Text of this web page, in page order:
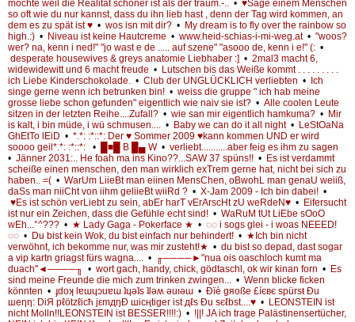
möchte weil die Realität schöner ist als der traum.-.. • ♥Sage einem Menschen
so oft wie du nur kannst, dass du ihn lieb hast , denn der Tag wird kommen, an
dem es zu spät ist ♥ • wos isn mit dir? • My dream is to fly over the rainbow so
high.:) • Niveau ist keine Hautcreme • www.heid-schias-i-mi-weg.at • "woos?
wer? na, kenn i ned!" "jo wast e de ..... auf szene" "asooo de, kenn i e!" (: •
desperate housewives & greys anatomie Liebhaber :] • 2mal3 macht 6,
widewidewitt und 6 macht freude • Lutschen bis das Weiße kommt . . . . . . . . .
ich Liebe Kinderschokolade. • Club der UNGLÜCKLICH verliebten •
Ich
singe gerne wenn ich betrunken bin! • weiss die gruppe " ich hab meine
grosse liebe schon gefunden" eigentlich wie naiv sie ist? • Alle coolen Leute
sitzen in der letzten Reihe....Zufall? • wie san mir eigentlich hamkuma? • Mir
is kalt, i bin müde, i wü schmusen.... • Baby we can do it all night • LeStOaNa
GhEtTo lEiD • *.*: :*::*: Der ♥ Sommer 2009 ♥kann kommen UND er wird
soooo geil*.*: :*::*:
• █■█ B █▄ W • verliebt...........aber feig es ihm zu sagen
• Jänner 2031:.. He foah ma ins Kino??...SAW 37 spüns!! • Es ist verdammt
scheiße einen menschen, den man wirklich exTrem gerne hat, nicht bei sich zu
haben.. =( • WarUm LiieBt man eiinen MensChen, oBwohL man genaU weiiß,
daSs man niiCht von iihm geliieBt wiiRd ? • X-Jam 2009 - Ich bin dabei! •
♥Es ist schön verLiebt zu sein, abEr harT vErArscHt zU weRdeN♥ • Eifersucht
ist nur ein Zeichen, dass die Gefühle echt sind! • WaRuM tUt LiEbe sOoO
wEh...°^??? • ★ Lady Gaga - Pokerface ★ • ◌◌ i sogs glei - i woas NEEED!
◌◌ • Du bist kein Wok, du bist einfach nur behindert! • ★Ich bin nicht
verwöhnt, ich bekomme nur, was mir zusteht!★ • du bist so depad, dast sogar
a vip kartn griagst fürs wagna.... • ╓────►"nua ois oaschloch kumt ma
duach"◄────╖
• wort gach, handy, chick, gödtaschl, ok wir kinan forn • Es
sind meine Freunde die mich zum trinken zwingen... • Wenn blicke ficken
könnten • ɟdoʞ lɐɯɥɔuɐɯ ʇɥǝʇs ʇlǝʍ ǝuıǝɯ • Ðïè gяоße £íєвє spürsŧ Đu
шеηη: DiЯ pℓötzℓicħ jεmдŋĐ шicңtigeг ist дℓs Đu sєℓbst....♥ • LEONSTEIN ist
nicht Molln!!LEONSTEIN ist BESSER!!!!:) • !||! JA ich trage Palästinensertücher,